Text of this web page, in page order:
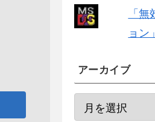
「
ョン
アーカイブ